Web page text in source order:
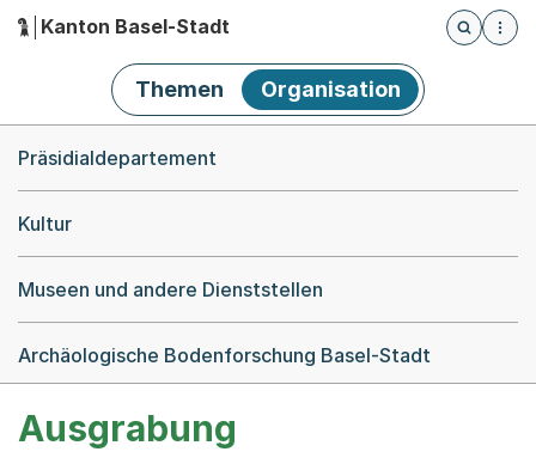
Hauptnavigation
Kanton Basel-Stadt
Öffnet
Themen Organisation
Präsidialdepartement
Kultur
Museen und andere Dienststellen
Archäologische Bodenforschung Basel-Stadt
Ausgrabung